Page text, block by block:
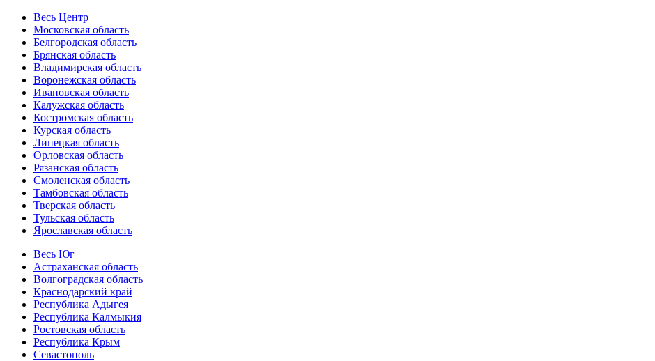
Весь Центр
Московская область
Белгородская область
Брянская область
Владимирская область
Воронежская область
Ивановская область
Калужская область
Костромская область
Курская область
Липецкая область
Орловская область
Рязанская область
Смоленская область
Тамбовская область
Тверская область
Тульская область
Ярославская область
Весь Юг
Астраханская область
Волгоградская область
Краснодарский край
Республика Адыгея
Республика Калмыкия
Ростовская область
Республика Крым
Севастополь